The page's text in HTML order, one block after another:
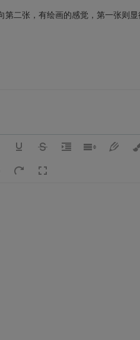
第二张，有绘画的感觉，第一张则显